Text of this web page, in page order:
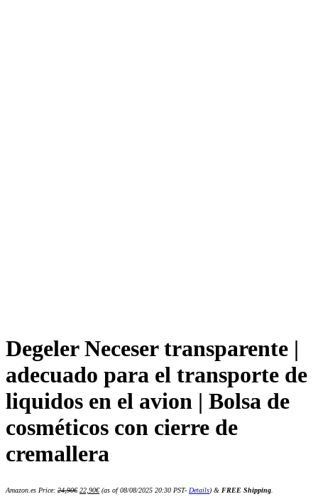
Degeler Neceser transparente |
adecuado para el transporte de
liquidos en el avion | Bolsa de
cosméticos con cierre de
cremallera
Amazon.es Price: 24,90€ precio
22,90€precio
(as of 08/08/2025 20:30 PST- Details) & FREE Shipping